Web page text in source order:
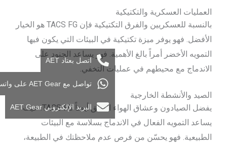
العمليات العسكرية والتكتيكية
بالنسبة للعسكريين والفرق التكتيكية فإن TACS FG هو الخيار
الأفضل. فهو يوفر ميزة تكتيكية في البيئات التي يكون فيها
التمويه الأخضر أمراً بالغ الأهمية. فهو يساعد الجنود على
الاندماج مع محيطهم في عمليات التخفي.
الصيد والأنشطة الخارجية
يفضل الصيادون وعشاق الهواء الطلق أيضاً TACS FG. حيث
يساعد التمويه الفعال في الاندماج بسلاسة مع البيئات
الطبيعية. فهو يحسّن من فرص عدم ملاحظتك في الطبيعة،
اتصل بعتاد AET
تواصل مع AET Gear على واتساب
البريد الإلكتروني AET Gear